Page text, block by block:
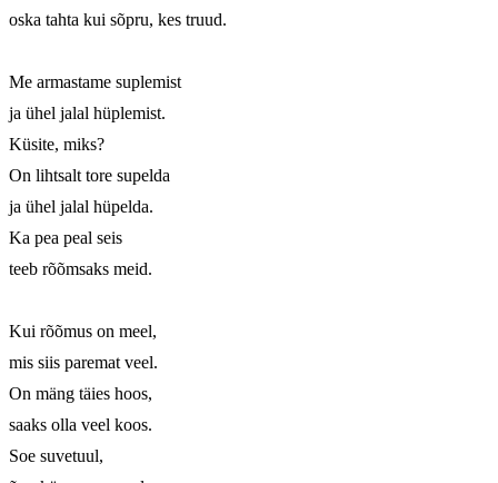
oska tahta kui sõpru, kes truud.
Me armastame suplemist
ja ühel jalal hüplemist.
Küsite, miks?
On lihtsalt tore supelda
ja ühel jalal hüpelda.
Ka pea peal seis
teeb rõõmsaks meid.
Kui rõõmus on meel,
mis siis paremat veel.
On mäng täies hoos,
saaks olla veel koos.
Soe suvetuul,